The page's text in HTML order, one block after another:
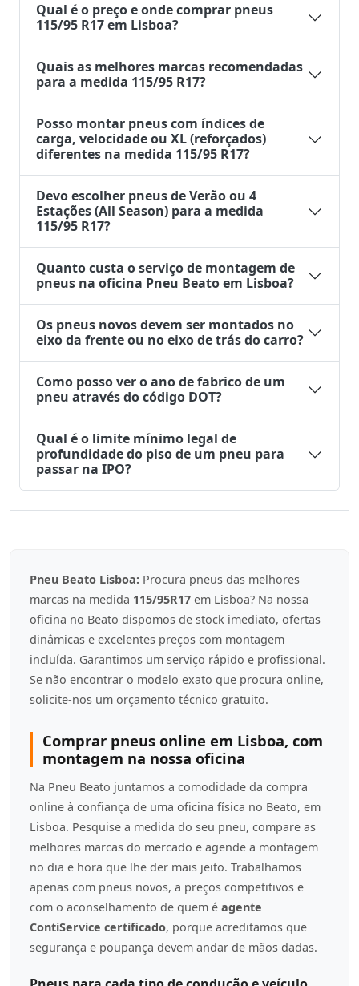
Qual é o preço e onde comprar pneus
115/95 R17 em Lisboa?
Quais as melhores marcas recomendadas
para a medida 115/95 R17?
Posso montar pneus com índices de
carga, velocidade ou XL (reforçados)
diferentes na medida 115/95 R17?
Devo escolher pneus de Verão ou 4
Estações (All Season) para a medida
115/95 R17?
Quanto custa o serviço de montagem de
pneus na oficina Pneu Beato em Lisboa?
Os pneus novos devem ser montados no
eixo da frente ou no eixo de trás do carro?
Como posso ver o ano de fabrico de um
pneu através do código DOT?
Qual é o limite mínimo legal de
profundidade do piso de um pneu para
passar na IPO?
Pneu Beato Lisboa: Procura pneus das melhores
marcas na medida 115/95R17 em Lisboa? Na nossa
oficina no Beato dispomos de stock imediato, ofertas
dinâmicas e excelentes preços com montagem
incluída. Garantimos um serviço rápido e profissional.
Se não encontrar o modelo exato que procura online,
solicite-nos um orçamento técnico gratuito.
Comprar pneus online em Lisboa, com
montagem na nossa oficina
Na Pneu Beato juntamos a comodidade da compra
online à confiança de uma oficina física no Beato, em
Lisboa. Pesquise a medida do seu pneu, compare as
melhores marcas do mercado e agende a montagem
no dia e hora que lhe der mais jeito. Trabalhamos
apenas com pneus novos, a preços competitivos e
com o aconselhamento de quem é agente
ContiService certificado, porque acreditamos que
segurança e poupança devem andar de mãos dadas.